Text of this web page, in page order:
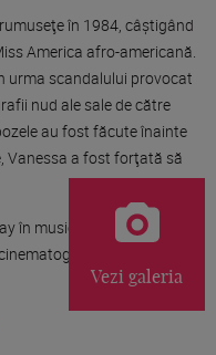
în 1984, câştigând
America afro-americană.
urma scandalului provocat
nud ale sale de către
au fost făcute înainte
Vanessa a fost forţată să
în musicalul "Kiss of the
a fost cel din
Vezi galeria